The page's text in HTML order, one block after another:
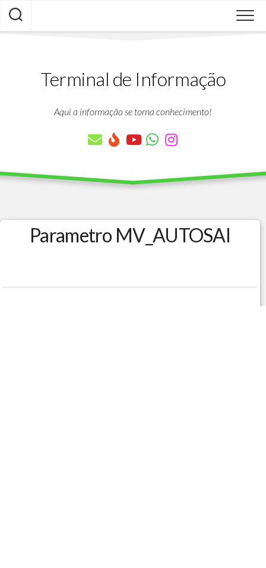
Skip
content
Terminal de Informação
Aqui a informação se torna conhecimento!
Parametro MV_AUTOSAI